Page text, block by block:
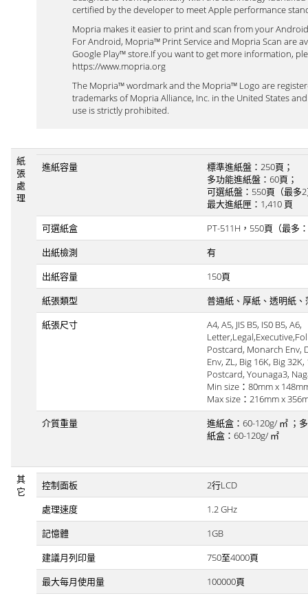
certified by the developer to meet Apple performance
Mopria makes it easier to print and scan from your
For Android, Mopria™ Print Service and Mopria Scan are
Google Play™ store.If you want to get more information,
https://www.mopria.org
The Mopria™ wordmark and the Mopria™ Logo are
trademarks of Mopria Alliance, Inc. in the United States
use is strictly prohibited.
紙
張
處
理
進紙容量
標準進紙盤：250頁；
多功能進紙盤：60頁；
可選紙盤：550頁（最多
最大進紙匣：1,410 頁
可選紙盒
PT-511H，550頁（最多
出紙檢測
有
出紙容量
150頁
紙張類型
普通紙、厚紙、透明紙
紙張尺寸
A4, A5, JIS B5, IS0 B5, A6,
Postcard, Monarch Env,
Env, ZL, Big 16K, Big
Postcard, Younaga3,
Min size：80mm x
Max size：216mm x
介質重量
進紙盒：60-120g/ ㎡ ；
紙盒：60-120g/ ㎡
其
它
控制面板
2行LCD
處理速度
1.2 GHz
記憶體
1GB
建議月列印量
750至4000頁
最大每月使用量
100000頁